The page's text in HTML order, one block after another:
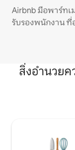
Airbnb มีอพาร์ทเ
รับรองพนักงาน ที่
สิ่งอำนวย